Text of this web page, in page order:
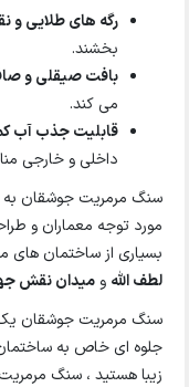
رگه های طلایی و
بخشند.
بافت صیقلی و
می کند.
قابلیت جذب آب
داخلی و خارجی
سنگ مرمریت جوشقان به
مورد توجه معماران و
بسیاری از ساختمان های
لطف الله ومیدان نقش
سنگ مرمریت جوشقان
جلوه ای خاص به
زیبا هستید ، سنگ